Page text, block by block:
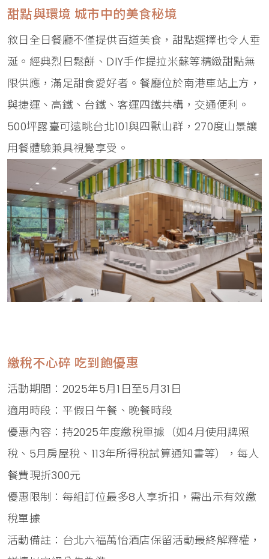
甜點與環境 城市中的美食秘境
敘日全日餐廳不僅提供百道美食，甜點選擇也令人垂
涎。經典烈日鬆餅、DIY手作提拉米蘇等精緻甜點無
限供應，滿足甜食愛好者。餐廳位於南港車站上方，
與捷運、高鐵、台鐵、客運四鐵共構，交通便利。
500坪露臺可遠眺台北101與四獸山群，270度山景讓
用餐體驗兼具視覺享受。
繳稅不心碎 吃到飽優惠
活動期間：2025年5月1日至5月31日
適用時段：平假日午餐、晚餐時段
優惠內容：持2025年度繳稅單據（如4月使用牌照
稅、5月房屋稅、113年所得稅試算通知書等），每人
餐費現折300元
優惠限制：每組訂位最多8人享折扣，需出示有效繳
稅單據
活動備註：台北六福萬怡酒店保留活動最終解釋權，